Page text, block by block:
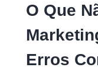
O Que
Erros